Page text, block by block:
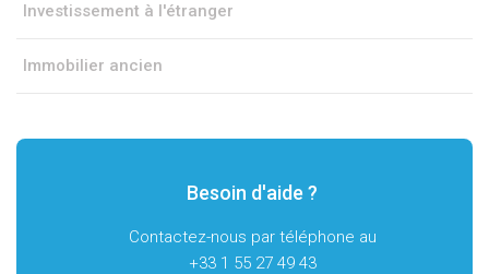
Investissement à l'étranger
Immobilier ancien
Besoin d'aide ?
Contactez-nous par téléphone au
+33 1 55 27 49 43